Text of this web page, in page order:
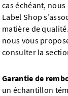
cas échéant,
Label Shop
matière de
nous vous
consulter la
Garantie de
un échantillon